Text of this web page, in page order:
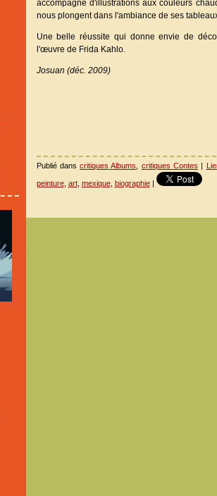
accompagné d'illustrations aux couleurs
nous plongent dans l'ambiance de ses
Une belle réussite qui donne envie de
l'œuvre de Frida Kahlo.
Josuan (déc. 2009)
Publié danscritiques Albums critiques Contes |
peinture, art, mexique, biographie|